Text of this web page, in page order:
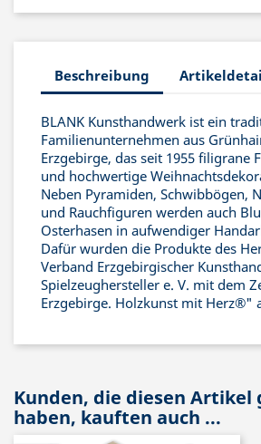
Beschreibung
BLANK Kunsthandwerk ist ein
Familienunternehmen aus
Erzgebirge, das seit 1955 filigrane
und hochwertige
Neben Pyramiden, Schwibbögen,
und Rauchfiguren werden auch
Osterhasen in aufwendiger
Dafür wurden die Produkte des
Verband Erzgebirgischer
Spielzeughersteller e. V. mit dem
Erzgebirge. Holzkunst mit Herz®"
Kunden, die diesen Artikel
haben, kauften auch ...